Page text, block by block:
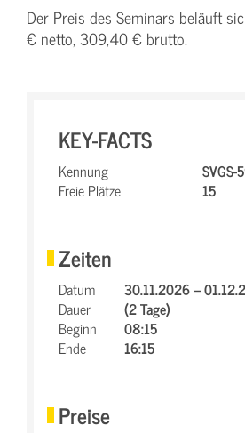
Der Preis des Seminars beläuft
€ netto, 309,40 € brutto.
KEY-FACTS
Kennung
Freie Plätze
15
Zeiten
Datum
30.11.2026 –
Dauer
(2 Tage)
Beginn
08:15
Ende
16:15
Preise